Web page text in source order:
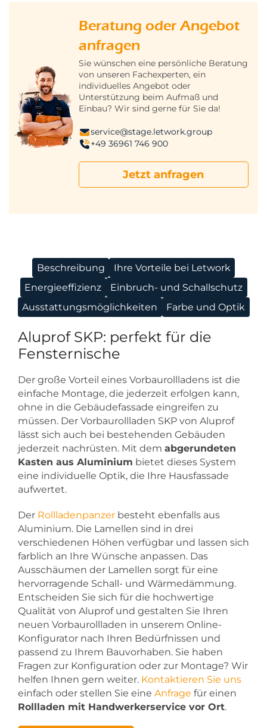
Beratung oder Angebot
anfragen
Sie wünschen eine persönliche Beratung
von unseren Fachexperten, ein
individuelles Angebot oder
Unterstützung beim Aufmaß und
Einbau? Wir sind gerne für Sie da!
service@stage.letwork.group
+49 36961 746 900
Jetzt anfragen
Beschreibung
Ihre Vorteile bei Letwork
Energieeffizienz
Einbruch- und Schallschutz
Ausstattungsmöglichkeiten
Farbe und Optik
Aluprof SKP: perfekt für die
Fensternische
Der große Vorteil eines Vorbaurollladens ist die
einfache Montage, die jederzeit erfolgen kann,
ohne in die Gebäudefassade eingreifen zu
müssen. Der Vorbaurollladen SKP von Aluprof
lässt sich auch bei bestehenden Gebäuden
jederzeit nachrüsten. Mit dem abgerundeten
Kasten aus Aluminium bietet dieses System
eine individuelle Optik, die Ihre Hausfassade
aufwertet.
Der Rollladenpanzer besteht ebenfalls aus
Aluminium. Die Lamellen sind in drei
verschiedenen Höhen verfügbar und lassen sich
farblich an Ihre Wünsche anpassen. Das
Ausschäumen der Lamellen sorgt für eine
hervorragende Schall- und Wärmedämmung.
Entscheiden Sie sich für die hochwertige
Qualität von Aluprof und gestalten Sie Ihren
neuen Vorbaurollladen in unserem Online-
Konfigurator nach Ihren Bedürfnissen und
passend zu Ihrem Bauvorhaben. Sie haben
Fragen zur Konfiguration oder zur Montage? Wir
helfen Ihnen gern weiter. Kontaktieren Sie uns
einfach oder stellen Sie eine Anfrage für einen
Rollladen mit Handwerkerservice vor Ort.